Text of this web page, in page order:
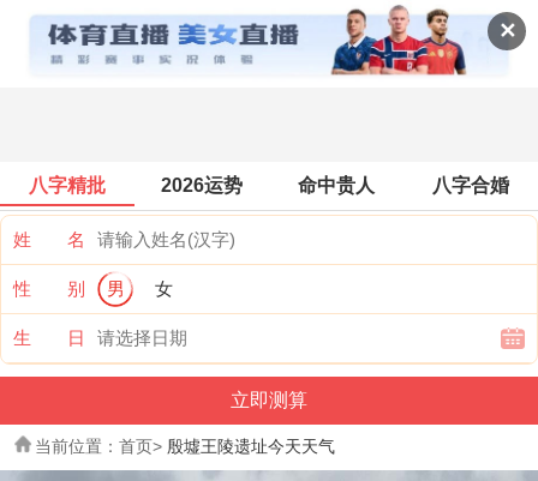
✕
景点天气
八字精批 2026运势 命中贵人 八字合婚
姓 名
性 别 男 女
生 日
当前位置： 首页> 殷墟王陵遗址今天天气